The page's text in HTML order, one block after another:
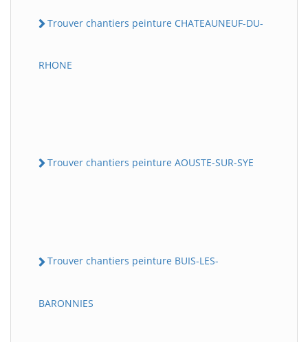
Trouver chantiers peinture CHATEAUNEUF-DU-
RHONE
Trouver chantiers peinture AOUSTE-SUR-SYE
Trouver chantiers peinture BUIS-LES-
BARONNIES